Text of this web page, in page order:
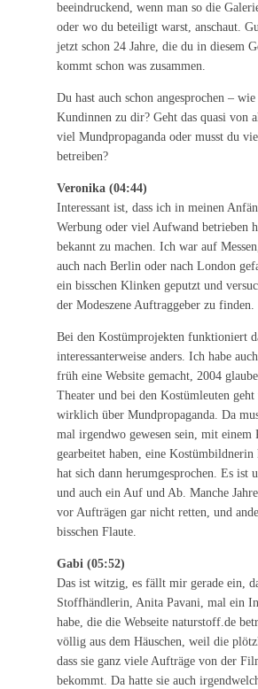
beeindruckend, wenn man so die
oder wo du beteiligt warst, anschaut.
jetzt schon 24 Jahre, die du in diesem
kommt schon was zusammen.
Du hast auch schon angesprochen –
Kundinnen zu dir? Geht das quasi von
viel Mundpropaganda oder musst du
betreiben?
Veronika (04:44)
Interessant ist, dass ich in meinen
Werbung oder viel Aufwand betrieben
bekannt zu machen. Ich war auf
auch nach Berlin oder nach London
ein bisschen Klinken geputzt und
der Modeszene Auftraggeber zu finden.
Bei den Kostümprojekten funktioniert
interessanterweise anders. Ich habe
früh eine Website gemacht, 2004
Theater und bei den Kostümleuten
wirklich über Mundpropaganda. Da
mal irgendwo gewesen sein, mit einem
gearbeitet haben, eine Kostümbildnerin
hat sich dann herumgesprochen. Es ist
und auch ein Auf und Ab. Manche
vor Aufträgen gar nicht retten, und
bisschen Flaute.
Gabi (05:52)
Das ist witzig, es fällt mir gerade ein,
Stoffhändlerin, Anita Pavani, mal ein
habe, die die Webseite naturstoff.de
völlig aus dem Häuschen, weil die
dass sie ganz viele Aufträge von der
bekommt. Da hatte sie auch